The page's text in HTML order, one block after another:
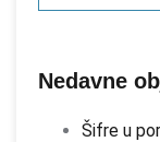
Nedavne
Šifre u